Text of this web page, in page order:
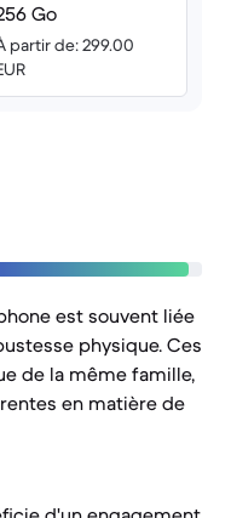
Go
partir de: 299.00
est souvent liée
physique. Ces
de la même famille,
en matière de